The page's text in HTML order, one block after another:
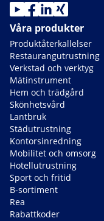
Våra produkter
Produktåterkallelser
Restaurangutrustning
Verkstad och verktyg
Mätinstrument
Hem och trädgård
Skönhetsvård
Lantbruk
Städutrustning
Kontorsinredning
Mobilitet och omsorg
Hotellutrustning
Sport och fritid
B-sortiment
Rea
Rabattkoder